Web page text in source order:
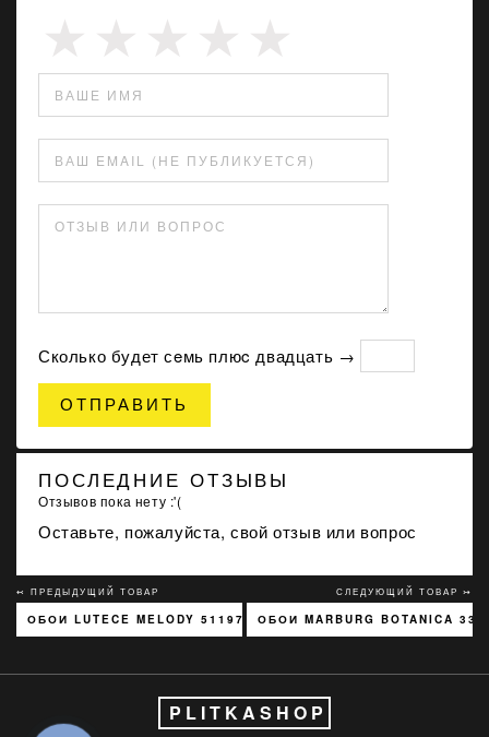
ВАШЕ ИМЯ
ВАШ EMAIL (НЕ ПУБЛИКУЕТСЯ)
ОТЗЫВ ИЛИ ВОПРОС
Сколько будет сeмь плюc двадцать →
ОТПРАВИТЬ
ПОСЛЕДНИЕ ОТЗЫВЫ
Отзывов пока нету :'(
Оставьте, пожалуйста, свой отзыв или вопрос
↢ ПРЕДЫДУЩИЙ ТОВАР
ОБОИ LUTECE MELODY 51197301
СЛЕДУЮЩИЙ ТОВАР ↣
ОБОИ MARBURG BOTANICA
PLITKASHOP